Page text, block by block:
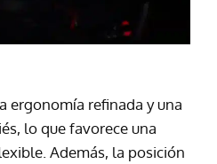
ergonomía refinada y una
lo que favorece una
Además, la posición